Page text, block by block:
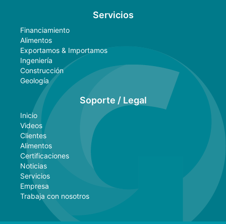
Servicios
Financiamiento
Alimentos
Exportamos & Importamos
Ingeniería
Construcción
Geología
Soporte / Legal
Inicio
Videos
Clientes
Alimentos
Certificaciones
Noticias
Servicios
Empresa
Trabaja con nosotros